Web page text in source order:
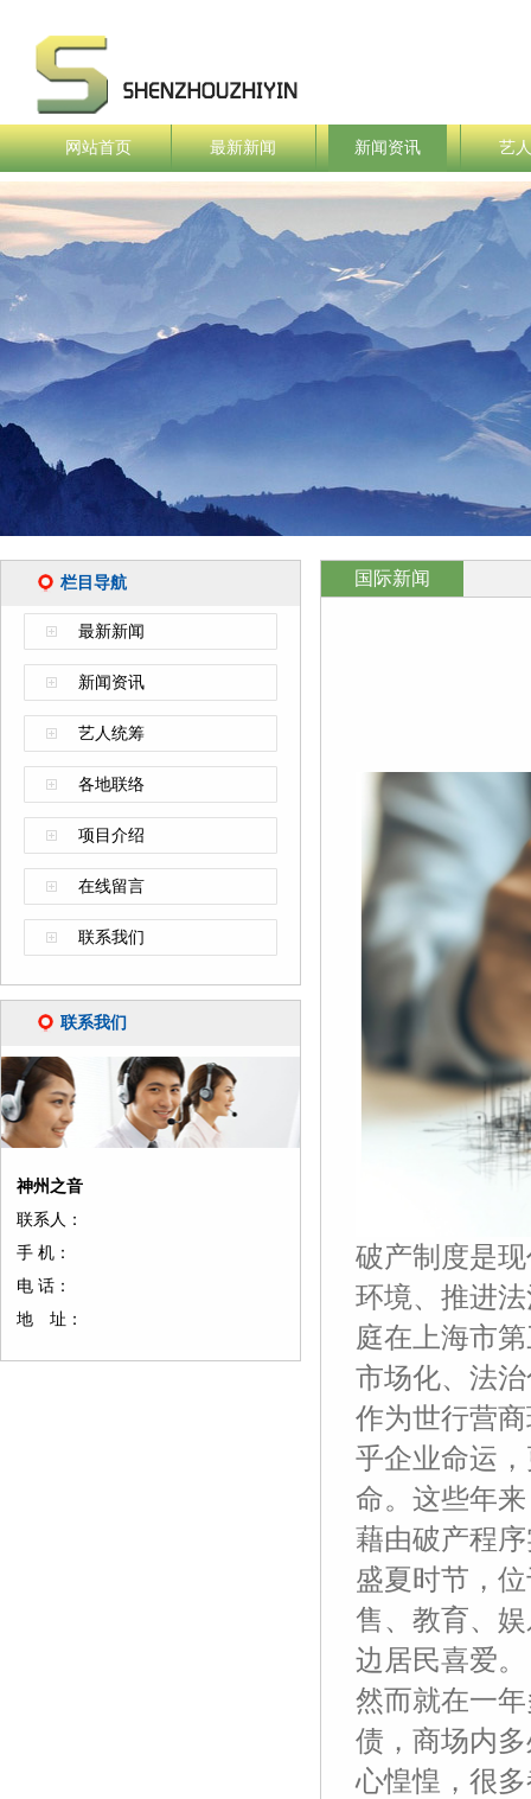
网站首页 最新新闻 新闻资讯 艺
栏目导航
最新新闻
新闻资讯
艺人统筹
各地联络
项目介绍
在线留言
联系我们
联系我们
神州之音
联系人：
手 机：
电 话：
地 址：
国际新闻
破产制度是
环境、推进
庭在上海市
市场化、法
作为世行营
乎企业命运
命。这些年
藉由破产程
盛夏时节，
售、教育、
边居民喜爱。
然而就在一
债，商场内
心惶惶，很